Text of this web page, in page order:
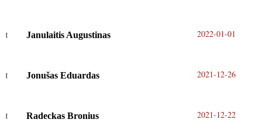
Janulaitis Augustinas 2022-01-01
Jonušas Eduardas 2021-12-26
Radeckas Bronius 2021-12-22